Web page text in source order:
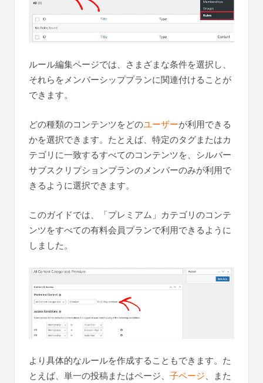
ルール編集ページでは、さまざまな条件を選択し、
それらをメンバーシッププランに関連付けることが
できます。
どの種類のコンテンツをどのユーザーが利用できる
かを選択できます。たとえば、特定のタグまたはカ
テゴリに一致するすべてのコンテンツを、シルバー
サブスクリプションプランのメンバーのみが利用で
きるように選択できます。
このガイドでは、「プレミアム」カテゴリのコンテ
ンツをすべての有料会員プランで利用できるように
しました。
より具体的なルールを作成することもできます。た
とえば、単一の投稿またはページ、 子ページ、また